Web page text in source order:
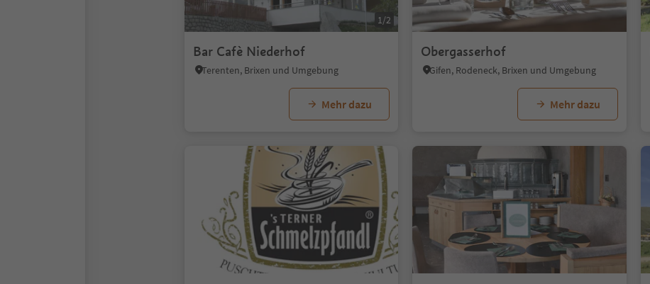
1/2
Bar Cafè Niederhof
Terenten, Brixen und Umgebung
Mehr dazu
Obergasserhof
Gifen, Rodeneck, Brixen und Umgebung
Mehr dazu